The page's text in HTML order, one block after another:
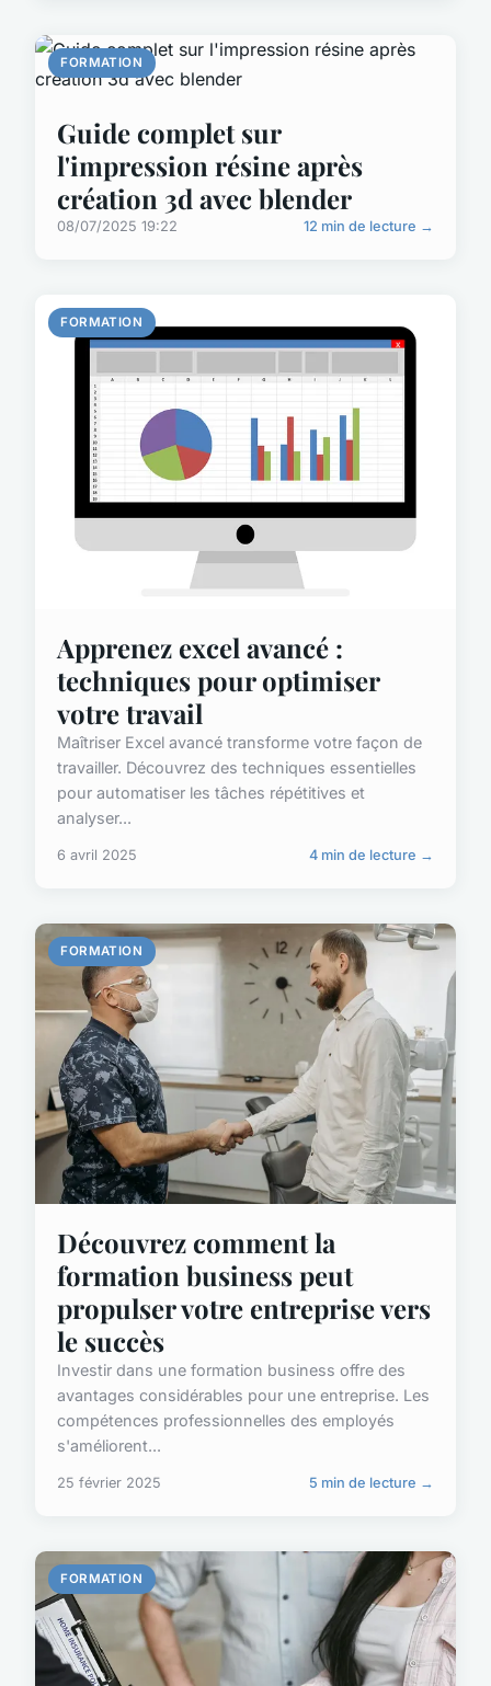
FORMATION
Guide complet sur
l'impression résine après
création 3d avec blender
08/07/2025 19:22 12 min de lecture →
FORMATION
Apprenez excel avancé :
techniques pour optimiser
votre travail
Maîtriser Excel avancé transforme votre façon de
travailler. Découvrez des techniques essentielles
pour automatiser les tâches répétitives et
analyser...
6 avril 2025 4 min de lecture →
FORMATION
Découvrez comment la
formation business peut
propulser votre entreprise vers
le succès
Investir dans une formation business offre des
avantages considérables pour une entreprise. Les
compétences professionnelles des employés
s'améliorent...
25 février 2025 5 min de lecture →
FORMATION